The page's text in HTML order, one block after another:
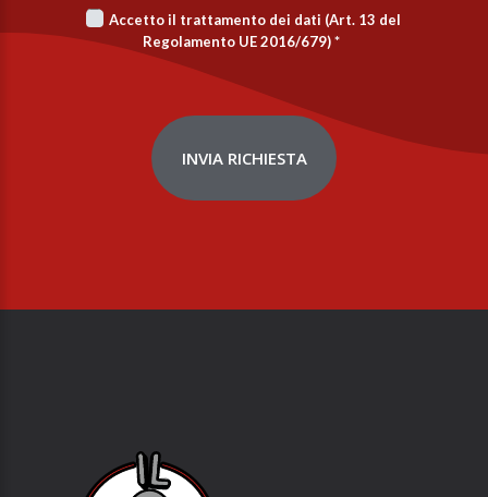
Accetto il trattamento dei dati (Art. 13 del
Regolamento UE 2016/679)*
INVIA RICHIESTA